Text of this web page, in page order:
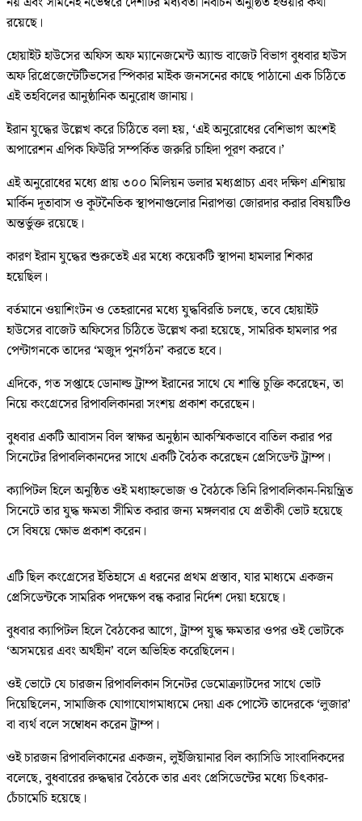
রয়েছে।
হোয়াইট হাউসের অফিস অফ ম্যানেজমেন্ট অ্যান্ড বাজেট বিভাগ বুধবার হাউস
অফ রিপ্রেজেন্টেটিভসের স্পিকার মাইক জনসনের কাছে পাঠানো এক চিঠিতে
এই তহবিলের আনুষ্ঠানিক অনুরোধ জানায়।
ইরান যুদ্ধের উল্লেখ করে চিঠিতে বলা হয়, ‘এই অনুরোধের বেশিভাগ অংশই
অপারেশন এপিক ফিউরি সম্পর্কিত জরুরি চাহিদা পূরণ করবে।’
এই অনুরোধের মধ্যে প্রায় ৩০০ মিলিয়ন ডলার মধ্যপ্রাচ্য এবং দক্ষিণ এশিয়ায়
মার্কিন দূতাবাস ও কূটনৈতিক স্থাপনাগুলোর নিরাপত্তা জোরদার করার বিষয়টিও
অন্তর্ভুক্ত রয়েছে।
কারণ ইরান যুদ্ধের শুরুতেই এর মধ্যে কয়েকটি স্থাপনা হামলার শিকার
হয়েছিল।
বর্তমানে ওয়াশিংটন ও তেহরানের মধ্যে যুদ্ধবিরতি চলছে, তবে হোয়াইট
হাউসের বাজেট অফিসের চিঠিতে উল্লেখ করা হয়েছে, সামরিক হামলার পর
পেন্টাগনকে তাদের ‘মজুদ পুনর্গঠন’ করতে হবে।
এদিকে, গত সপ্তাহে ডোনাল্ড ট্রাম্প ইরানের সাথে যে শান্তি চুক্তি করেছেন, তা
নিয়ে কংগ্রেসের রিপাবলিকানরা সংশয় প্রকাশ করেছেন।
বুধবার একটি আবাসন বিল স্বাক্ষর অনুষ্ঠান আকস্মিকভাবে বাতিল করার পর
সিনেটের রিপাবলিকানদের সাথে একটি বৈঠক করেছেন প্রেসিডেন্ট ট্রাম্প।
ক্যাপিটল হিলে অনুষ্ঠিত ওই মধ্যাহ্নভোজ ও বৈঠকে তিনি রিপাবলিকান-নিয়ন্ত্রিত
সিনেটে তার যুদ্ধ ক্ষমতা সীমিত করার জন্য মঙ্গলবার যে প্রতীকী ভোট হয়েছে
সে বিষয়ে ক্ষোভ প্রকাশ করেন।
এটি ছিল কংগ্রেসের ইতিহাসে এ ধরনের প্রথম প্রস্তাব, যার মাধ্যমে একজন
প্রেসিডেন্টকে সামরিক পদক্ষেপ বন্ধ করার নির্দেশ দেয়া হয়েছে।
বুধবার ক্যাপিটল হিলে বৈঠকের আগে, ট্রাম্প যুদ্ধ ক্ষমতার ওপর ওই ভোটকে
‘অসময়ের এবং অর্থহীন’ বলে অভিহিত করেছিলেন।
ওই ভোটে যে চারজন রিপাবলিকান সিনেটর ডেমোক্র্যাটদের সাথে ভোট
দিয়েছিলেন, সামাজিক যোগাযোগমাধ্যমে দেয়া এক পোস্টে তাদেরকে ‘লুজার’
বা ব্যর্থ বলে সম্বোধন করেন ট্রাম্প।
ওই চারজন রিপাবলিকানের একজন, লুইজিয়ানার বিল ক্যাসিডি সাংবাদিকদের
বলেছে, বুধবারের রুদ্ধদ্বার বৈঠকে তার এবং প্রেসিডেন্টের মধ্যে চিৎকার-
চেঁচামেচি হয়েছে।